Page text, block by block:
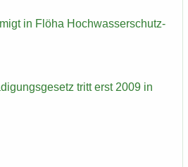
in Flöha Hoch­was­ser­schutz­
tritt erst 2009 in